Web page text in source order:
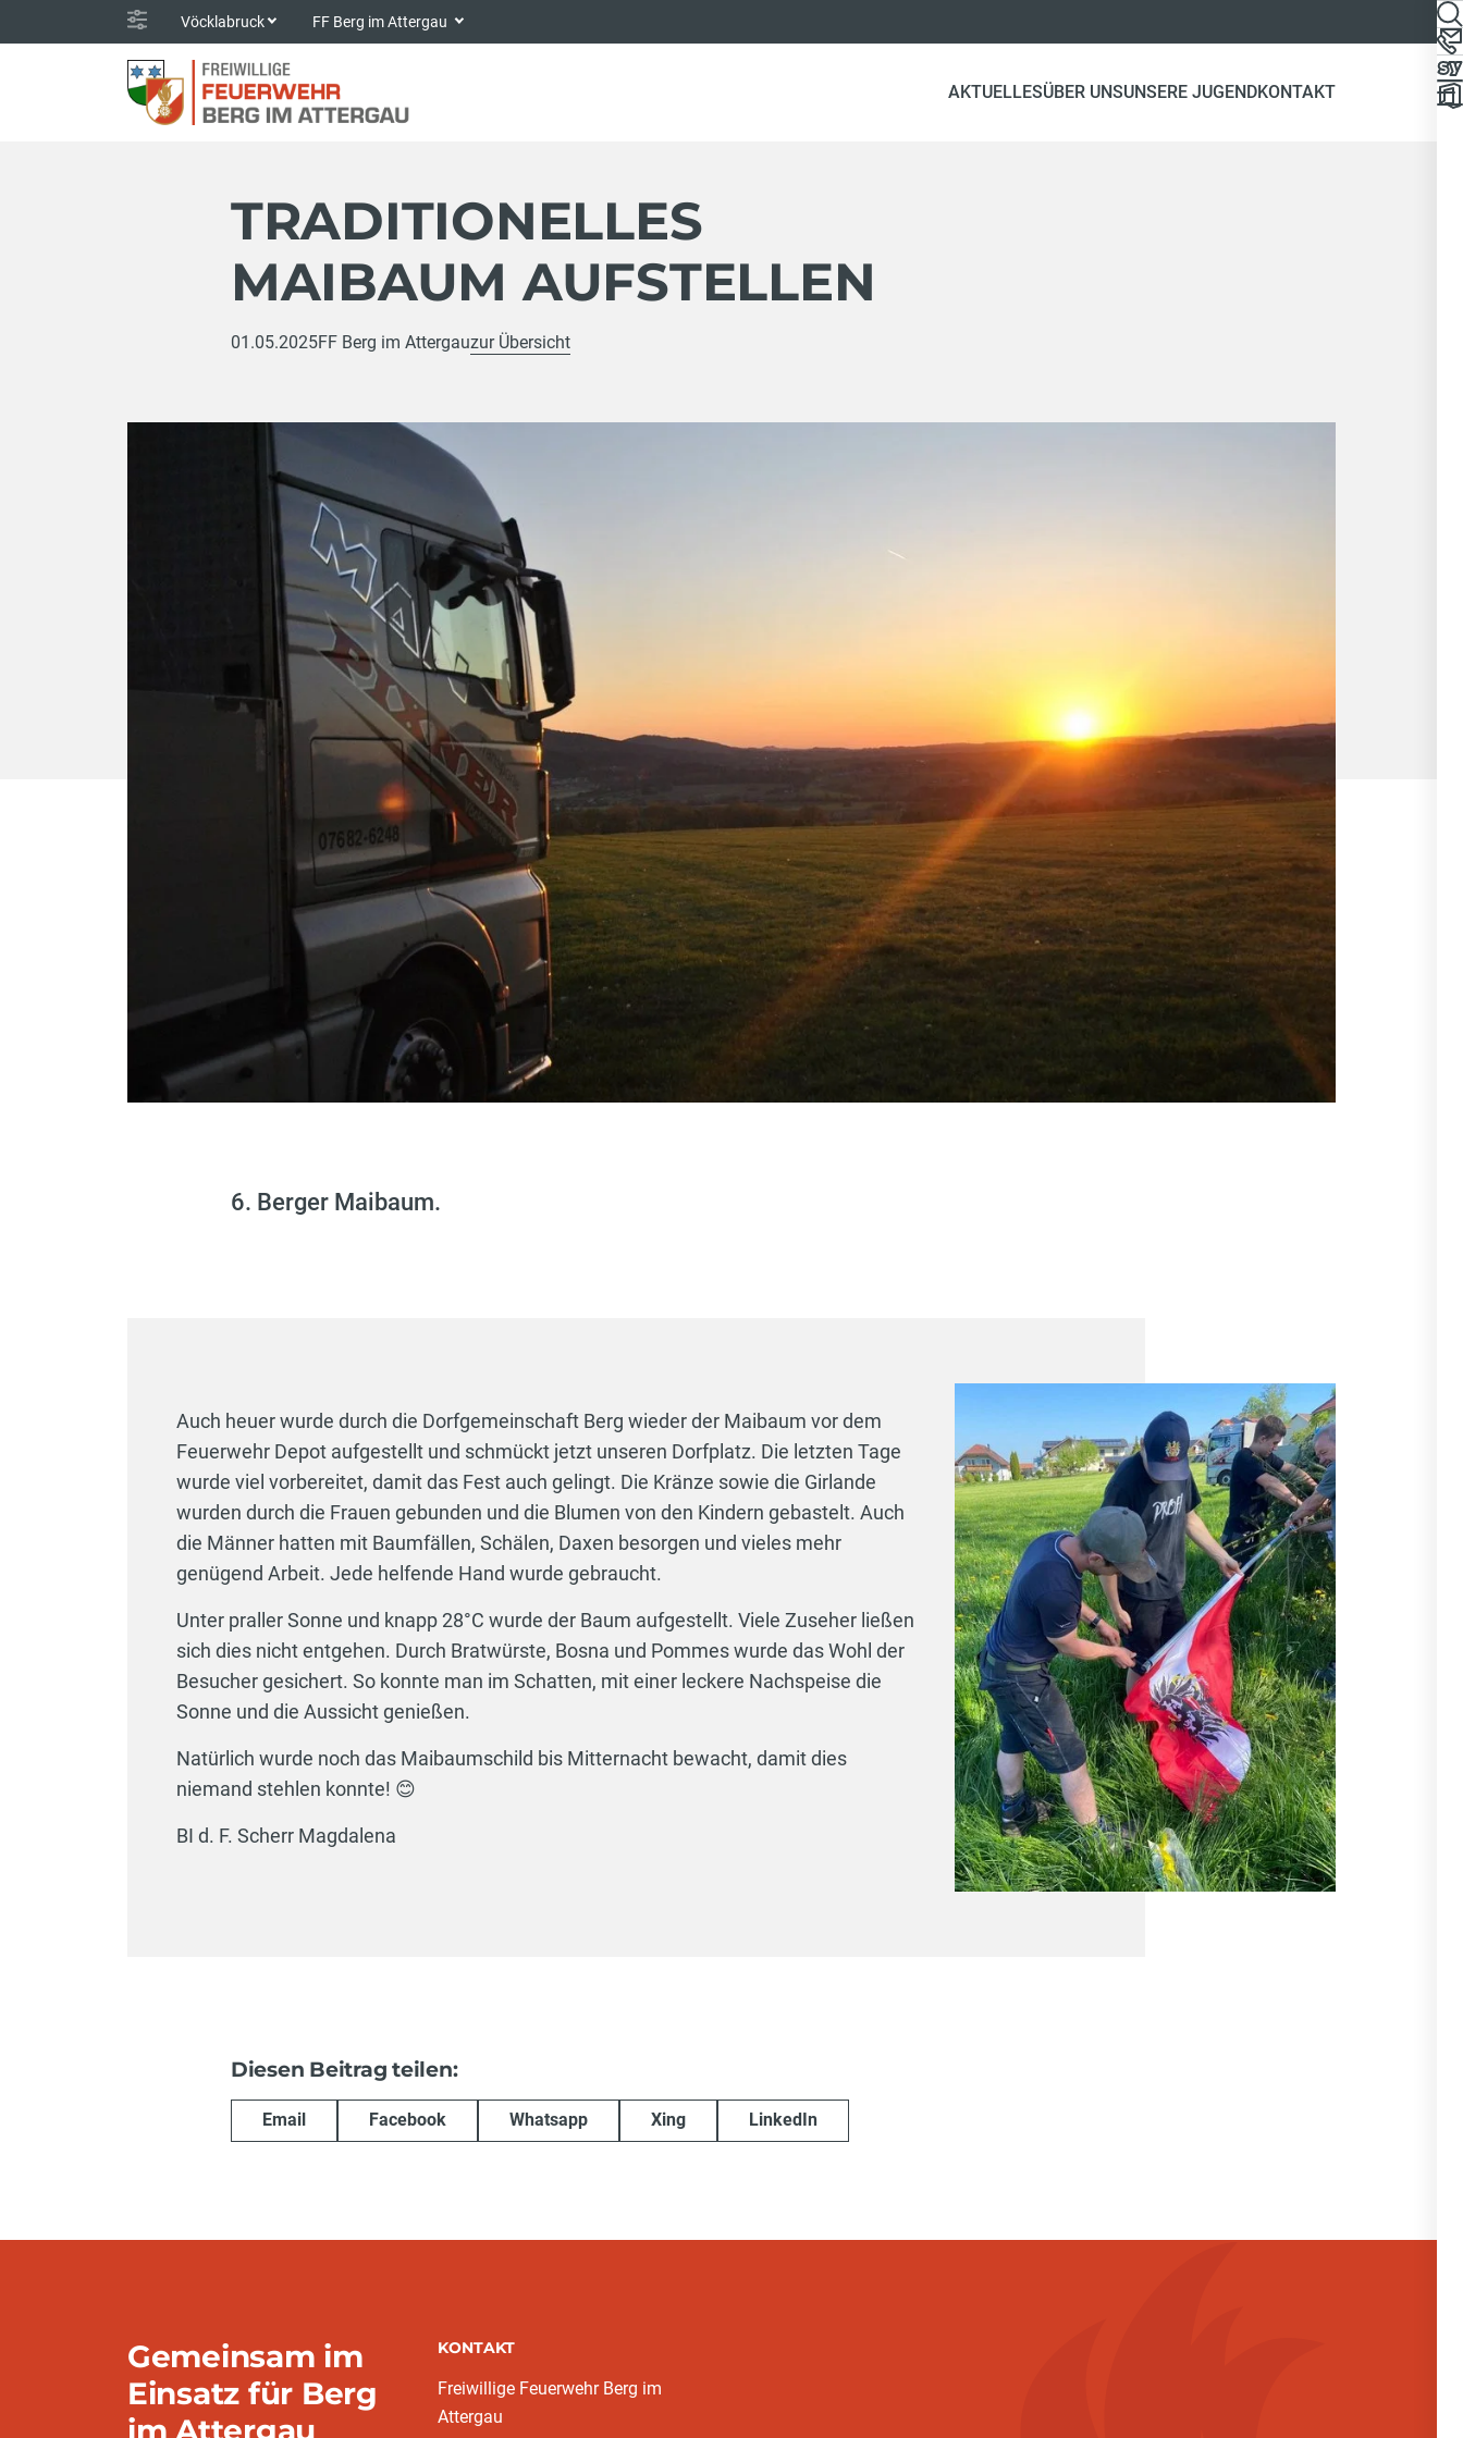
Vöcklabruck FF Berg im Attergau
AKTUELLESÜBER UNSUNSERE JUGENDKONTAKT
TRADITIONELLES
MAIBAUM AUFSTELLEN
01.05.2025FF Berg im Attergauzur Übersicht
6. Berger Maibaum.
Auch heuer wurde durch die Dorfgemeinschaft Berg wieder der Maibaum vor dem
Feuerwehr Depot aufgestellt und schmückt jetzt unseren Dorfplatz. Die letzten Tage
wurde viel vorbereitet, damit das Fest auch gelingt. Die Kränze sowie die Girlande
wurden durch die Frauen gebunden und die Blumen von den Kindern gebastelt. Auch
die Männer hatten mit Baumfällen, Schälen, Daxen besorgen und vieles mehr
genügend Arbeit. Jede helfende Hand wurde gebraucht.
Unter praller Sonne und knapp 28°C wurde der Baum aufgestellt. Viele Zuseher ließen
sich dies nicht entgehen. Durch Bratwürste, Bosna und Pommes wurde das Wohl der
Besucher gesichert. So konnte man im Schatten, mit einer leckere Nachspeise die
Sonne und die Aussicht genießen.
Natürlich wurde noch das Maibaumschild bis Mitternacht bewacht, damit dies
niemand stehlen konnte! 😊
BI d. F. Scherr Magdalena
Diesen Beitrag teilen:
Email Facebook Whatsapp Xing LinkedIn
Gemeinsam im
Einsatz für Berg
im Attergau
KONTAKT
Freiwillige Feuerwehr Berg im
Attergau